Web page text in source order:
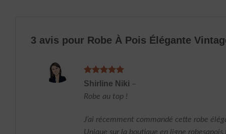
3 avis pour Robe À Pois Élégante
Note5sur
Shirline Niki –
Robe au top !
J’ai récemment commandé cette robe
Unique sur la boutique en ligne